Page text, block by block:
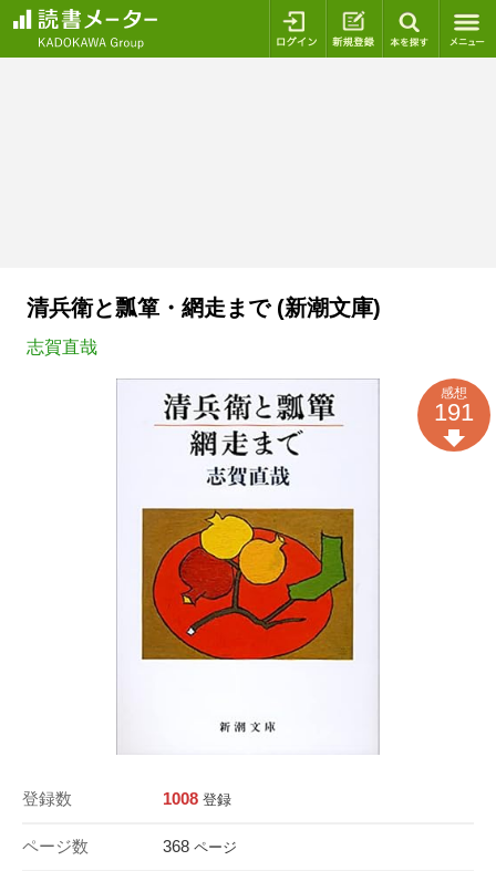
ログイン 新規登録
清兵衛と瓢箪・網走まで (新潮文庫)
志賀直哉
登録数 1008 登録
ページ数 368 ページ
感想
191